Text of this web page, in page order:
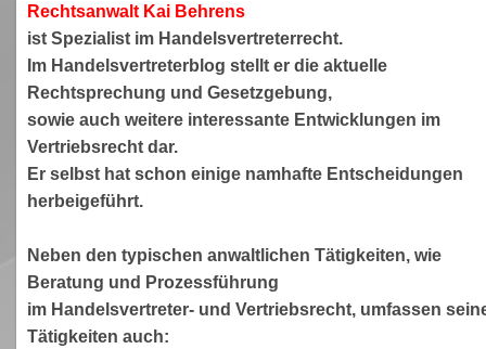
Rechtsanwalt Kai Behrens
ist Spezialist im Handelsvertreterrecht.
Im Handelsvertreterblog stellt er die aktuelle
Rechtsprechung und Gesetzgebung,
sowie auch weitere interessante Entwicklungen im
Vertriebsrecht dar.
Er selbst hat schon einige namhafte Entscheidungen
herbeigeführt.
Neben den typischen anwaltlichen Tätigkeiten, wie
Beratung und Prozessführung
im Handelsvertreter- und Vertriebsrecht, umfassen
Tätigkeiten auch: